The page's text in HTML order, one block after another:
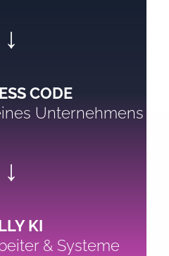
↓
CODE
Unternehmens
↓
KI
& Systeme